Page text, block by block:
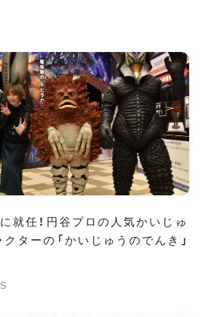
就任！円谷プロの人気かいじゅ
ターの「かいじゅうのでんき」